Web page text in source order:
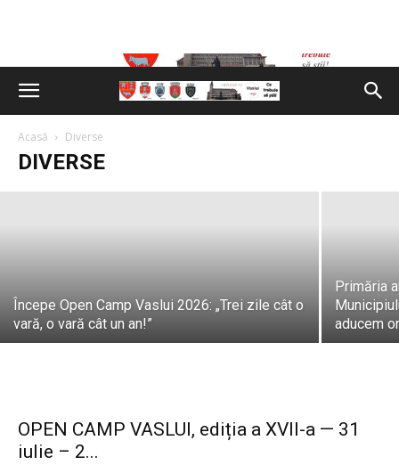
Acasă Diverse
DIVERSE
Primăria Vaslui: Mai sunt doar câteva
zile până când Vasluiul va intra în
sărbătoare
Vaslui Azi - 07/08/2026
Începe Open Camp Vaslui 2026: „Trei zile cât o
vară, o vară cât un an!”
Primăria
aducem
OPEN CAMP VASLUI, ediția a XVII-a — 31
iulie – 2...